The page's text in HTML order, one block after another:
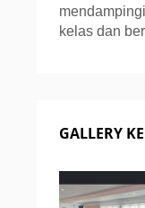
kelas dan
GALLERY